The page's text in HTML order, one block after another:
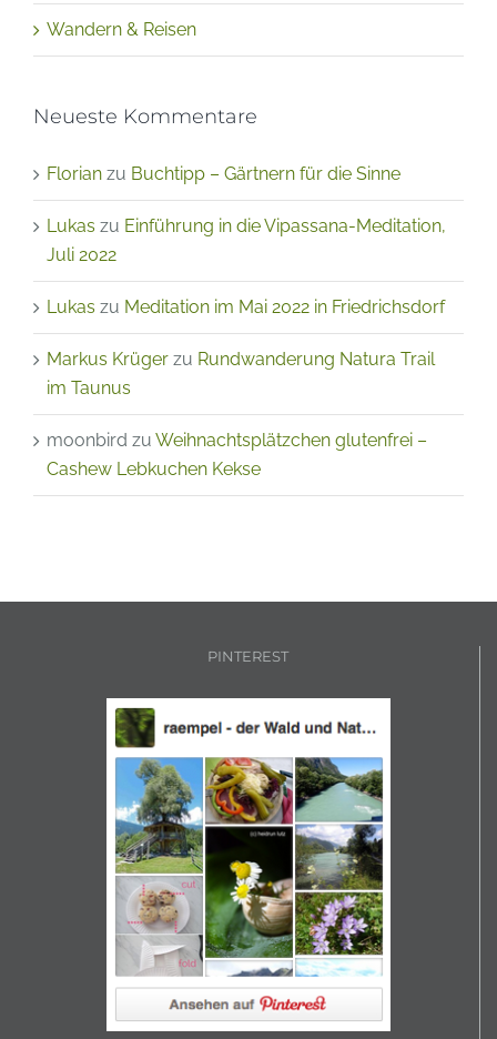
Wandern & Reisen
Neueste Kommentare
Florian zu Buchtipp – Gärtnern für die Sinne
Lukas zu Einführung in die Vipassana-Meditation,
Juli 2022
Lukas zu Meditation im Mai 2022 in Friedrichsdorf
Markus Krüger zu Rundwanderung Natura Trail
im Taunus
moonbird zu Weihnachtsplätzchen glutenfrei –
Cashew Lebkuchen Kekse
PINTEREST